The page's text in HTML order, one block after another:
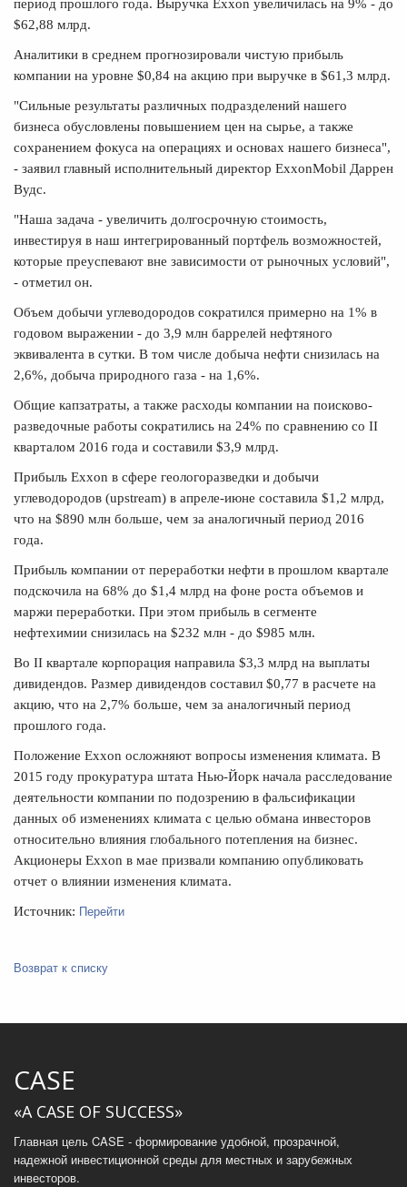
период прошлого года. Выручка Exxon увеличилась на 9% - до
$62,88 млрд.
Аналитики в среднем прогнозировали чистую прибыль
компании на уровне $0,84 на акцию при выручке в $61,3 млрд.
"Сильные результаты различных подразделений нашего
бизнеса обусловлены повышением цен на сырье, а также
сохранением фокуса на операциях и основах нашего бизнеса",
- заявил главный исполнительный директор ExxonMobil Даррен
Вудс.
"Наша задача - увеличить долгосрочную стоимость,
инвестируя в наш интегрированный портфель возможностей,
которые преуспевают вне зависимости от рыночных условий",
- отметил он.
Объем добычи углеводородов сократился примерно на 1% в
годовом выражении - до 3,9 млн баррелей нефтяного
эквивалента в сутки. В том числе добыча нефти снизилась на
2,6%, добыча природного газа - на 1,6%.
Общие капзатраты, а также расходы компании на поисково-
разведочные работы сократились на 24% по сравнению со II
кварталом 2016 года и составили $3,9 млрд.
Прибыль Exxon в сфере геологоразведки и добычи
углеводородов (upstream) в апреле-июне составила $1,2 млрд,
что на $890 млн больше, чем за аналогичный период 2016
года.
Прибыль компании от переработки нефти в прошлом квартале
подскочила на 68% до $1,4 млрд на фоне роста объемов и
маржи переработки. При этом прибыль в сегменте
нефтехимии снизилась на $232 млн - до $985 млн.
Во II квартале корпорация направила $3,3 млрд на выплаты
дивидендов. Размер дивидендов составил $0,77 в расчете на
акцию, что на 2,7% больше, чем за аналогичный период
прошлого года.
Положение Exxon осложняют вопросы изменения климата. В
2015 году прокуратура штата Нью-Йорк начала расследование
деятельности компании по подозрению в фальсификации
данных об изменениях климата с целью обмана инвесторов
относительно влияния глобального потепления на бизнес.
Акционеры Exxon в мае призвали компанию опубликовать
отчет о влиянии изменения климата.
Источник: Перейти
Возврат к списку
CASE
«A CASE OF SUCCESS»
Главная цель CASE - формирование удобной, прозрачной,
надежной инвестиционной среды для местных и зарубежных
инвесторов.